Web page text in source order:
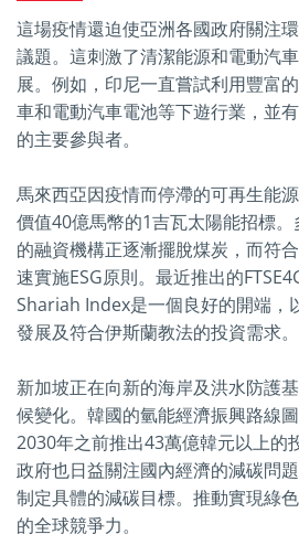
這場疫情還迫使亞洲各國政府關注
議題。這刺激了清潔能源和電動汽
展。例如，印尼一直嘗試利用豐富
車和電動汽車電池等下遊行業，並
的主要參與者。
馬來西亞因疫情而停滯的可再生能
價值40億馬幣的1吉瓦太陽能招標
的融資機構正逐漸擺脫煤炭，而符
速實施ESG原則。最近推出的
Shariah Index是一個良好的開端，
發展及符合伊斯蘭教法的投資需求。
新加坡正在向新的海岸及洪水防護
候變化。韓國的氫能經濟振興路線
2030年之前推出43萬億韓元以上的
政府也日益關注國內經濟的減碳問
制定具體的減碳目標。推動實現綠
的全球競爭力。